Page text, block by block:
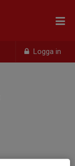
Logga in